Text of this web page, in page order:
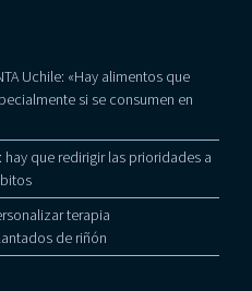
Uchile: «Hay alimentos que
si se consumen en
que redirigir las prioridades a
terapia
de riñón